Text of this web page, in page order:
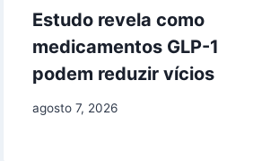
Estudo revela como
medicamentos GLP-1
podem reduzir vícios
agosto 7, 2026